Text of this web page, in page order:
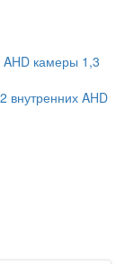
внутренних AHD